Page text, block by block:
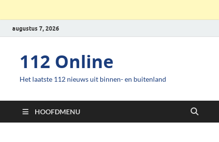
augustus 7, 2026
112 Online
Het laatste 112 nieuws uit binnen- en buitenland
HOOFDMENU